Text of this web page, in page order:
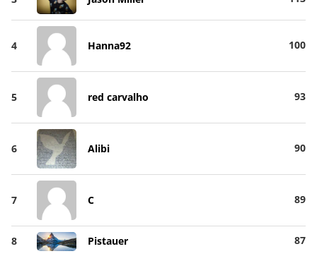
4 Hanna92 100
5 red carvalho 93
6 Alibi 90
7 C 89
8 Pistauer 87